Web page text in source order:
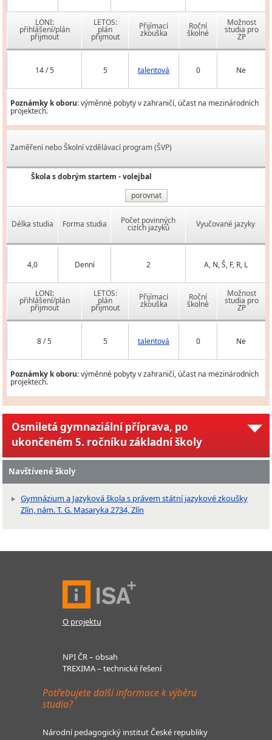
LONI:
přihlášení/plán
přijmout
LETOS:
plán
přijmout
Přijímací
zkouška
Roční
školné
Možnost
studia pro
ZP
14 / 5 5 talentová 0 Ne
Poznámky k oboru:výměnné pobyty v zahraničí, účast na mezinárodních
projektech.
Zaměření nebo Školní vzdělávací program (ŠVP)
Škola s dobrým startem - volejbal
porovnat
Délka studia Forma studia Počet povinných
cizích jazyků Vyučované jazyky
4,0 Denní 2 A, N, Š, F, R, L
LONI:
přihlášení/plán
přijmout
LETOS:
plán
přijmout
Přijímací
zkouška
Roční
školné
Možnost
studia pro
ZP
8 / 5 5 talentová 0 Ne
Poznámky k oboru:výměnné pobyty v zahraničí, účast na mezinárodních
projektech.
Osmiletá gymnaziální příprava, po
ukončeném 5. ročníku základní školy
Navštívené školy
Gymnázium a Jazyková škola s právem státní jazykové zkoušky
Zlín, nám. T. G. Masaryka 2734, Zlín
O projektu
NPI ČR – obsah
TREXIMA – technické řešení
Potřebujete další informace k výběru
studia?
Národní pedagogický institut České republiky